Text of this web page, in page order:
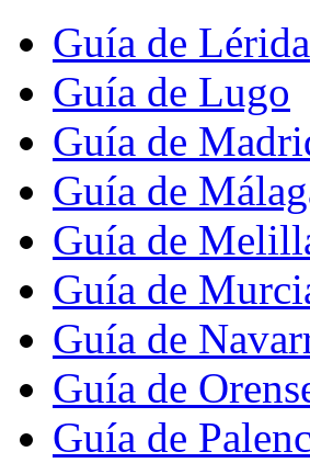
Guía de Lérida
Guía de Lugo
Guía de
Guía de
Guía de
Guía de
Guía de
Guía de
Guía de